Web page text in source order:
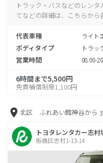
トラック・バスなどのレン
てなどの詳細は、こちらから
代表車種 ライト
ボディタイプ トラッ
営業時間 08:00-
6時間まで5,500円
免責補償制度1,100円
北区 ふれあい館神谷から
トヨタレンタカー志村
板橋区志村1-13-14